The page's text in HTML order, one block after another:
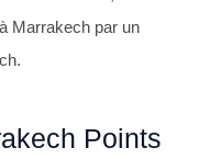
Marrakech par un
Points